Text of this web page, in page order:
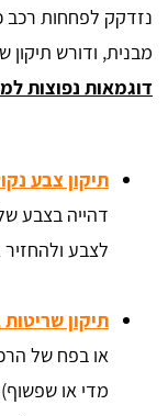
נזדקק לפחחות רכב
מבנית, ודורש
דוגמאות נפוצות
תיקון צבע
דהייה בצבע
לצבע
תיקון
או בפח של
מדי או שפשוף)